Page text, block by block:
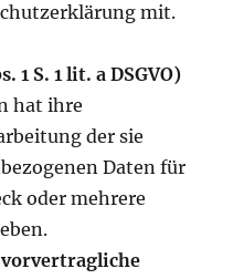
mit.
1 S. 1 lit. a DSGVO)
hat ihre
der sie
Daten für
oder mehrere